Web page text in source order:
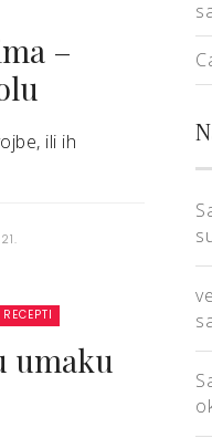
–
ili ih
umaku